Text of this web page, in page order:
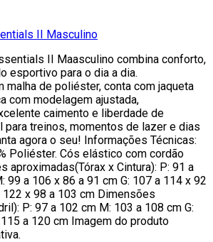
II Masculino
II Maasculino combina conforto,
esportivo para o dia a dia.
malha de poliéster, conta com jaqueta
com modelagem ajustada,
caimento e liberdade de
para treinos, momentos de lazer e dias
agora o seu! Informações Técnicas:
Poliéster. Cós elástico com cordão
aproximadas(Tórax x Cintura): P: 91 a
99 a 106 x 86 a 91 cm G: 107 a 114 x 92
122 x 98 a 103 cm Dimensões
P: 97 a 102 cm M: 103 a 108 cm G:
a 120 cm Imagem do produto